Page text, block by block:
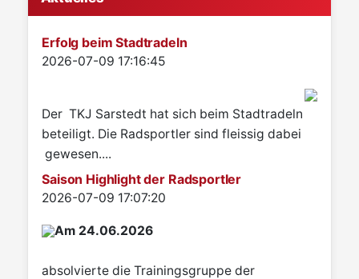
Erfolg beim Stadtradeln
Details
2026-07-09 17:16:45
Der TKJ Sarstedt hat sich beim Stadtradeln
beteiligt. Die Radsportler sind fleissig dabei
gewesen....
Saison Highlight der Radsportler
Details
2026-07-09 17:07:20
Am 24.06.2026
absolvierte die Trainingsgruppe der